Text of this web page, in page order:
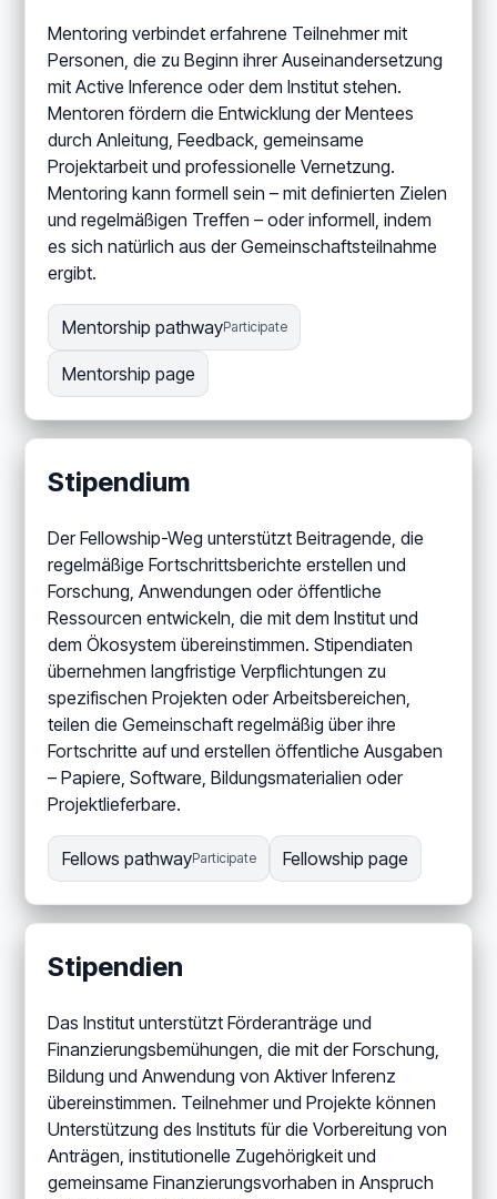
Mentoring verbindet erfahrene Teilnehmer mit
Personen, die zu Beginn ihrer Auseinandersetzung
mit Active Inference oder dem Institut stehen.
Mentoren fördern die Entwicklung der Mentees
durch Anleitung, Feedback, gemeinsame
Projektarbeit und professionelle Vernetzung.
Mentoring kann formell sein – mit definierten Zielen
und regelmäßigen Treffen – oder informell, indem
es sich natürlich aus der Gemeinschaftsteilnahme
ergibt.
Mentorship pathwayParticipate
Mentorship page
Stipendium
Der Fellowship-Weg unterstützt Beitragende, die
regelmäßige Fortschrittsberichte erstellen und
Forschung, Anwendungen oder öffentliche
Ressourcen entwickeln, die mit dem Institut und
dem Ökosystem übereinstimmen. Stipendiaten
übernehmen langfristige Verpflichtungen zu
spezifischen Projekten oder Arbeitsbereichen,
teilen die Gemeinschaft regelmäßig über ihre
Fortschritte auf und erstellen öffentliche Ausgaben
– Papiere, Software, Bildungsmaterialien oder
Projektlieferbare.
Fellows pathwayParticipate Fellowship page
Stipendien
Das Institut unterstützt Förderanträge und
Finanzierungsbemühungen, die mit der Forschung,
Bildung und Anwendung von Aktiver Inferenz
übereinstimmen. Teilnehmer und Projekte können
Unterstützung des Instituts für die Vorbereitung von
Anträgen, institutionelle Zugehörigkeit und
gemeinsame Finanzierungsvorhaben in Anspruch